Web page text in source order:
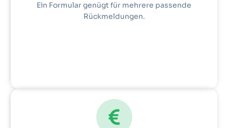
Ein Formular genügt für mehrere passende
Rückmeldungen.